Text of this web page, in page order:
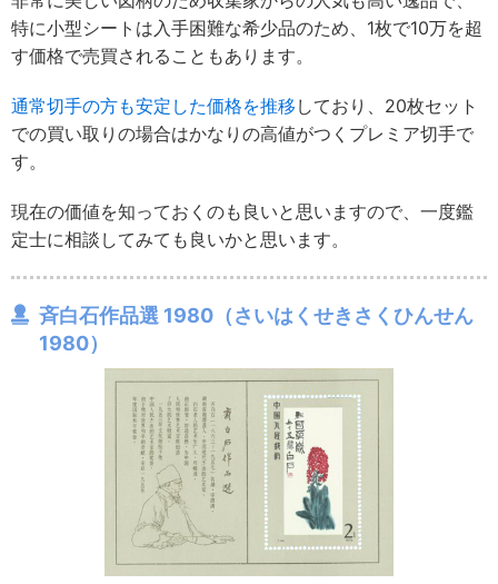
特に小型シートは入手困難な希少品のため、1枚で10万を超
す価格で売買されることもあります。
通常切手の方も安定した価格を推移 しており、20枚セット
での買い取りの場合はかなりの高値がつくプレミア切手で
す。
現在の価値を知っておくのも良いと思いますので、一度鑑
定士に相談してみても良いかと思います。
斉白石作品選 1980（さいはくせきさくひんせん
1980）